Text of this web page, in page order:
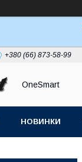
+380 (66) 873-58-99
OneSmart
НОВИНКИ